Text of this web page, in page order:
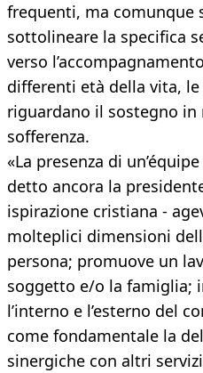
frequenti, ma comunque
sottolineare la specifica
verso
differenti età della vita,
riguardano il sostegno
sofferenza.
«La presenza di
detto ancora la
ispirazione cristiana -
molteplici dimensioni
persona; promuove un
soggetto e/o la famiglia;
l’interno e l’esterno del
come fondamentale la
sinergiche con altri